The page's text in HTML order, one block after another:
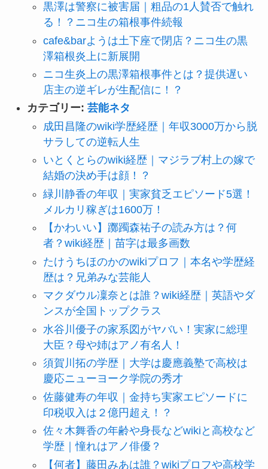
黒澤は警察に被害届｜粗品の1人賛否で触れ
る！？ニコ生の箱根事件続報
cafe&barようは土下座で閉店？ニコ生の黒
澤箱根炎上に新展開
ニコ生炎上の黒澤箱根事件とは？提供遅い
店主の逆ギレが生配信に！？
カテゴリー: 芸能ネタ
成田昌隆のwiki学歴経歴｜年収3000万から脱
サラしての逆転人生
いとくとらのwiki経歴｜マジラブ村上の嫁で
結婚の決め手は顔！？
緑川静香の年収｜実家貧乏エピソード5選！
メルカリ稼ぎは1600万！
【かわいい】躑躅森祐子の読み方は？何
者？wiki経歴｜苗字は最多画数
たけうちほのかのwikiプロフ｜本名や学歴経
歴は？兄弟みな芸能人
マクダウル凜奈とは誰？wiki経歴｜英語やダ
ンスが全国トップクラス
水谷川優子の家系図がヤバい！実家に総理
大臣？母や姉はアノ有名人！
須賀川拓の学歴｜大学は慶應義塾で高校は
慶応ニューヨーク学院の秀才
佐藤健寿の年収｜金持ち実家エピソードに
印税収入は２億円超え！？
佐々木舞香の年齢や身長などwikiと高校など
学歴｜憧れはアノ俳優？
【何者】藤田みあは誰？wikiプロフや高校学